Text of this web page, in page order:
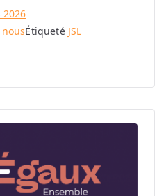
2026
Étiqueté JSL